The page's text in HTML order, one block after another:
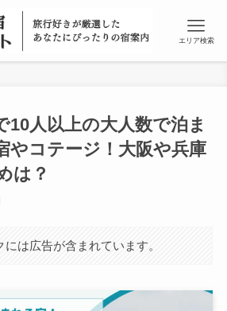
エリア検索
10人以上の大人数で泊ま
やコテージ！大阪や兵庫
は？
は広告が含まれています。